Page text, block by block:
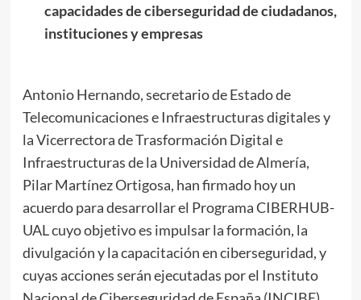
capacidades de ciberseguridad de ciudadanos,
instituciones y empresas
Antonio Hernando, secretario de Estado de
Telecomunicaciones e Infraestructuras digitales y
la Vicerrectora de Trasformación Digital e
Infraestructuras de la Universidad de Almería,
Pilar Martínez Ortigosa, han firmado hoy un
acuerdo para desarrollar el Programa CIBERHUB-
UAL cuyo objetivo es impulsar la formación, la
divulgación y la capacitación en ciberseguridad, y
cuyas acciones serán ejecutadas por el Instituto